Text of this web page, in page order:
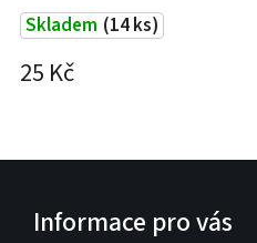
Skladem (14 ks)
25 Kč
Informace pro vás